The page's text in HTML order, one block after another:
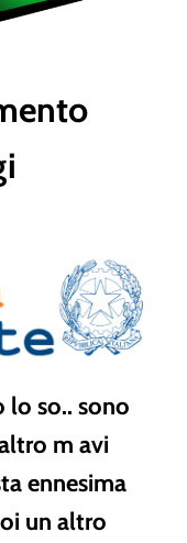
lo so.. sono
m avi
ennesima
un altro